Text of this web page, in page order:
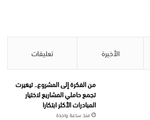
الأخيرة تعليقات
من الفكرة إلى المشروع.. تيغيرت
تجمع حاملي المشاريع لاختيار
المبادرات الأكثر ابتكارا
منذ ساعة واحدة